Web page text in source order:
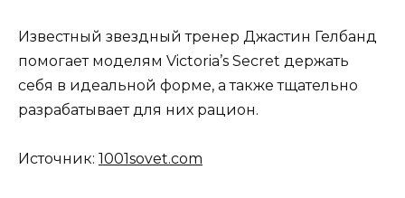
Известный звездный тренер Джастин Гелбанд
помогает моделям Victoria’s Secret держать
себя в идеальной форме, а также тщательно
разрабатывает для них рацион.
Источник: 1001sovet.com